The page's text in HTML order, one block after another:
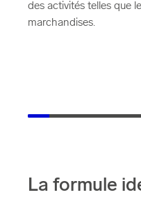
des activités telles que
marchandises.
La formule